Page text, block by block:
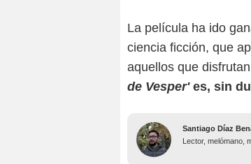
La película ha ido
ciencia ficción, que
aquellos que
de Vesper'es, sin
Santiago Díaz
Lector, melómano,